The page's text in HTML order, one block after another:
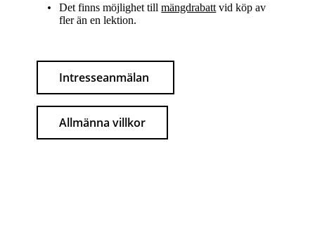
Det finns möjlighet tillmängdrabatt vid köp av
fler än en lektion.
Intresseanmälan
Allmänna villkor